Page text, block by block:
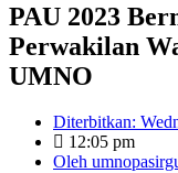
PAU 2023
Perwakilan
UMNO
Diterbitkan:
12:05 pm
Oleh